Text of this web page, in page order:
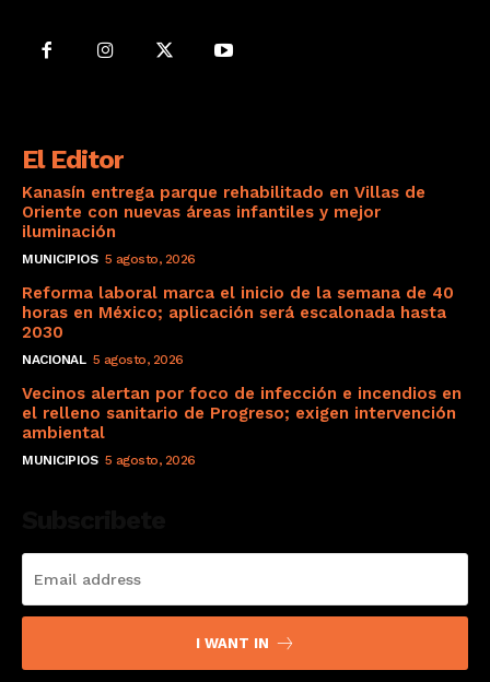
El Editor
Kanasín entrega parque rehabilitado en Villas de
Oriente con nuevas áreas infantiles y mejor
iluminación
MUNICIPIOS 5 agosto, 2026
Reforma laboral marca el inicio de la semana de 40
horas en México; aplicación será escalonada hasta
2030
NACIONAL 5 agosto, 2026
Vecinos alertan por foco de infección e incendios en
el relleno sanitario de Progreso; exigen intervención
ambiental
MUNICIPIOS 5 agosto, 2026
I WANT IN